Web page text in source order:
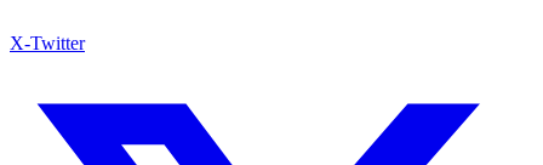
X-Twitter